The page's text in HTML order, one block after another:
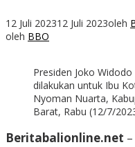
12 Juli 202312 Juli 2023oleh
oleh BBO
Presiden Joko
dilakukan untuk Ibu
Nyoman Nuarta,
Barat, Rabu (12/7/
Beritabalionline.net